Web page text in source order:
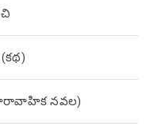
నవల)